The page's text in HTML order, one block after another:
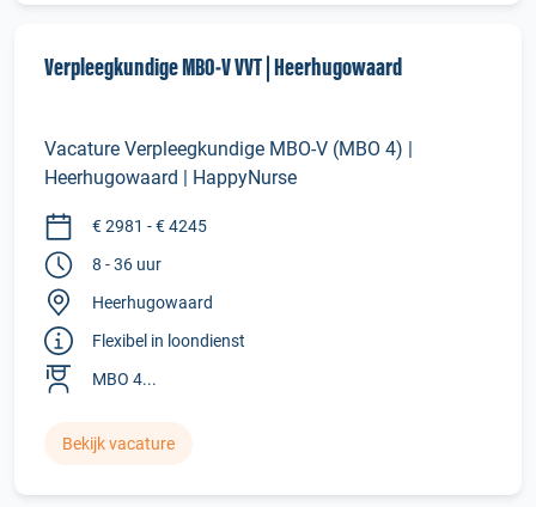
Verpleegkundige MBO‑V VVT | Heerhugowaard
Vacature Verpleegkundige MBO-V (MBO 4) |
Heerhugowaard | HappyNurse
€ 2981 - € 4245
8 - 36 uur
Heerhugowaard
Flexibel in loondienst
MBO 4...
Bekijk vacature